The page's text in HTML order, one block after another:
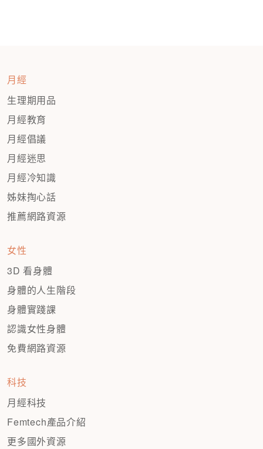
月經
生理期用品
月經教育
月經倡議
月經迷思
月經冷知識
姊妹掏心話
推薦網路資源
女性
3D 看身體
身體的人生階段
身體實踐課
認識女性身體
免費網路資源
科技
月經科技
Femtech產品介紹
更多國外資源